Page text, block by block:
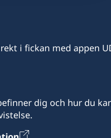
i fickan med appen
dig och hur du